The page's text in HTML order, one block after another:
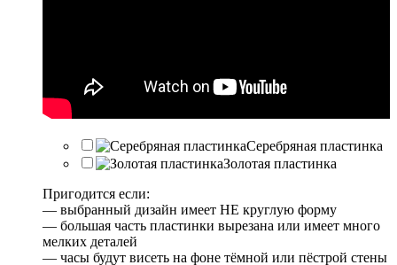
Серебряная пластинка
Золотая пластинка
Пригодится если:
— выбранный дизайн имеет НЕ круглую форму
— большая часть пластинки вырезана или имеет много
мелких деталей
— часы будут висеть на фоне тёмной или пёстрой стены